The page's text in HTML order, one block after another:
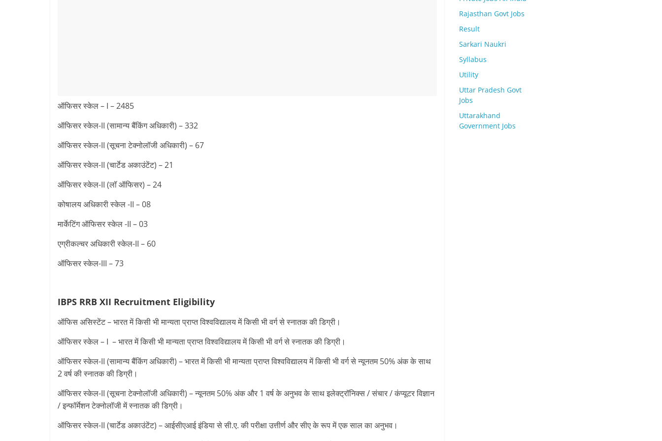
ऑफिसर स्केल – I – 2485
ऑफिसर स्केल-II (सामान्य बैंकिंग अधिकारी) – 332
ऑफिसर स्केल-II (सूचना टेक्नोलॉजी अधिकारी) – 67
ऑफिसर स्केल-II (चार्टेड अकाउंटेंट) – 21
ऑफिसर स्केल-II (लॉ ऑफिसर) – 24
कोषालय अधिकारी स्केल -II – 08
मार्केटिंग ऑफिसर स्केल -II – 03
एग्रीकल्चर अधिकारी स्केल-II – 60
ऑफिसर स्केल-III – 73
IBPS RRB XII Recruitment Eligibility
ऑफिस असिस्टेंट – भारत में किसी भी मान्यता प्राप्त विश्वविद्यालय में किसी भी वर्ग से स्नातक की डिग्री।
ऑफिसर स्केल – I – भारत में किसी भी मान्यता प्राप्त विश्वविद्यालय में किसी भी वर्ग से स्नातक की डिग्री।
ऑफिसर स्केल-II (सामान्य बैंकिंग अधिकारी) – भारत में किसी भी मान्यता प्राप्त विश्वविद्यालय में किसी भी वर्ग से न्यूनतम 50% अंक के साथ
2 वर्ष की स्नातक की डिग्री।
ऑफिसर स्केल-II (सूचना टेक्नोलॉजी अधिकारी) – न्यूनतम 50% अंक और 1 वर्ष के अनुभव के साथ इलेक्ट्रॉनिक्स / संचार / कंप्यूटर विज्ञान
/ इन्फॉर्मेशन टेक्नोलॉजी में स्नातक की डिग्री।
ऑफिसर स्केल-II (चार्टेड अकाउंटेंट) – आईसीएआई इंडिया से सी.ए. की परीक्षा उत्तीर्ण और सीए के रूप में एक साल का अनुभव।
Rajasthan Govt Jobs
Result
Sarkari Naukri
Syllabus
Utility
Uttar Pradesh Govt
Jobs
Uttarakhand
Government Jobs